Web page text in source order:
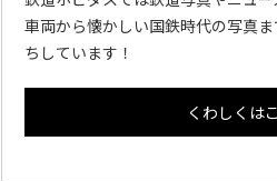
車両から懐かしい国鉄時代の写真
ちしています！
くわしくは